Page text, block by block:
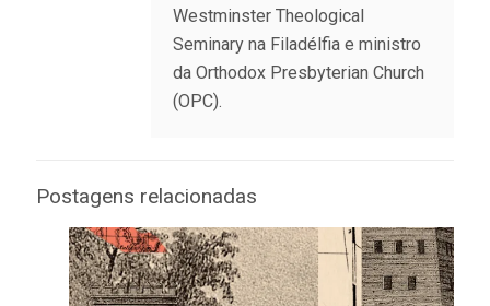
Westminster Theological
Seminary na Filadélfia e ministro
da Orthodox Presbyterian Church
(OPC).
Postagens relacionadas